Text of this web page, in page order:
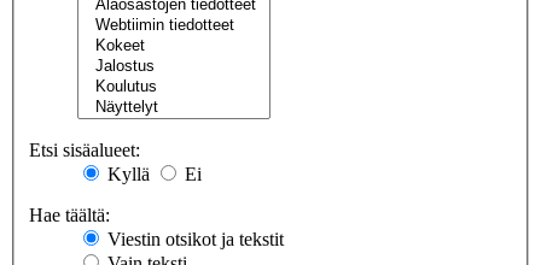
Etsi sisäalueet:
Kyllä
Ei
Hae täältä:
Viestin otsikot ja tekstit